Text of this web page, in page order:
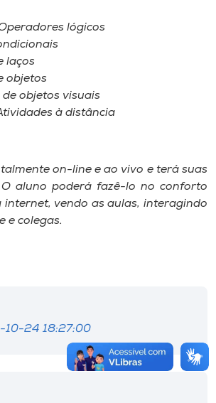
lógicos
laços
objetos
objetos visuais
à distância
on-line e ao vivo e terá suas
aluno poderá fazê-lo no conforto
internet, vendo as aulas, interagindo
e colegas.
24 18:27:00